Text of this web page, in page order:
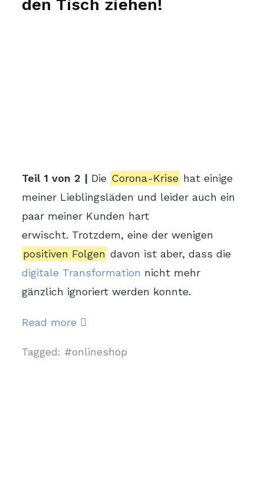
den Tisch ziehen!
Teil 1 von 2 | Die Corona-Krise hat einige
meiner Lieblingsläden und leider auch ein
paar meiner Kunden hart
erwischt. Trotzdem, eine der wenigen
positiven Folgen davon ist aber, dass die
digitale Transformation nicht mehr
gänzlich ignoriert werden konnte.
Read more Lassen
sich
Tagged: onlineshop